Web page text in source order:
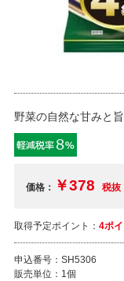
野菜の自然な甘みと
価格： ￥378 税抜
取得予定ポイント： 4ポ
申込番号： SH5306
販売単位： 1個